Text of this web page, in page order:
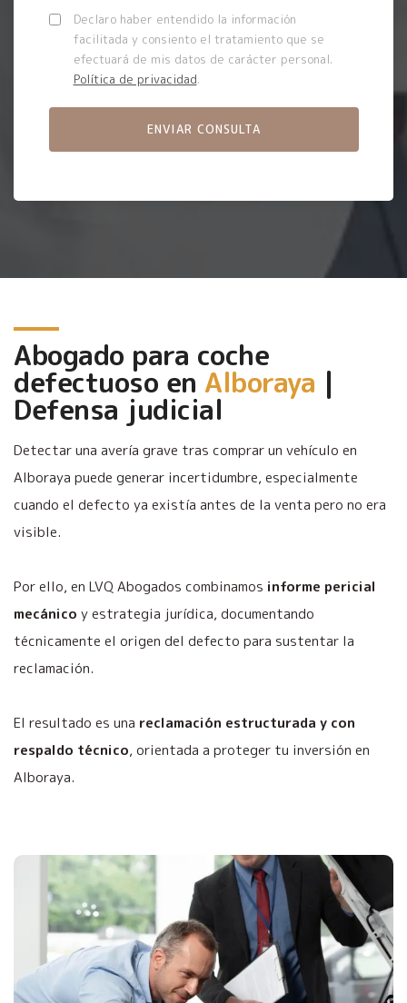
Declaro haber entendido la información
facilitada y consiento el tratamiento que se
efectuará de mis datos de carácter personal.
Política de privacidad.
Abogado para coche
defectuoso en Alboraya |
Defensa judicial
Detectar una avería grave tras comprar un vehículo en
Alboraya puede generar incertidumbre, especialmente
cuando el defecto ya existía antes de la venta pero no era
visible.
Por ello, en LVQ Abogados combinamos informe pericial
mecánico y estrategia jurídica, documentando
técnicamente el origen del defecto para sustentar la
reclamación.
El resultado es una reclamación estructurada y con
respaldo técnico, orientada a proteger tu inversión en
Alboraya.